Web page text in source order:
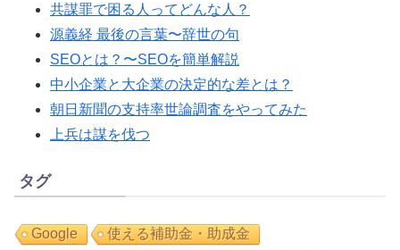
共謀罪で困る人ってどんな人？
源義経 最後の言葉〜辞世の句
SEOとは？〜SEOを簡単解説
中小企業と大企業の決定的な差とは？
朝日新聞の支持率世論調査をやってみた
上兵は謀を伐つ
タグ
Google
使える補助金・助成金